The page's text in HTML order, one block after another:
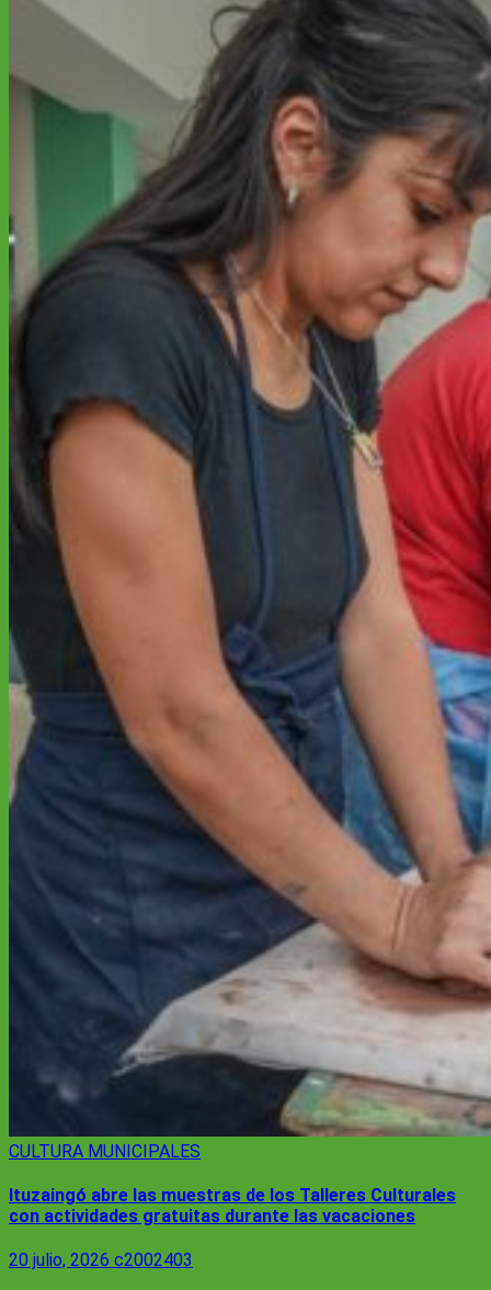
CULTURA MUNICIPALES
Ituzaingó abre las muestras de los Talleres Culturales
con actividades gratuitas durante las vacaciones
20 julio, 2026 c2002403